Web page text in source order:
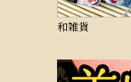
和雑貨